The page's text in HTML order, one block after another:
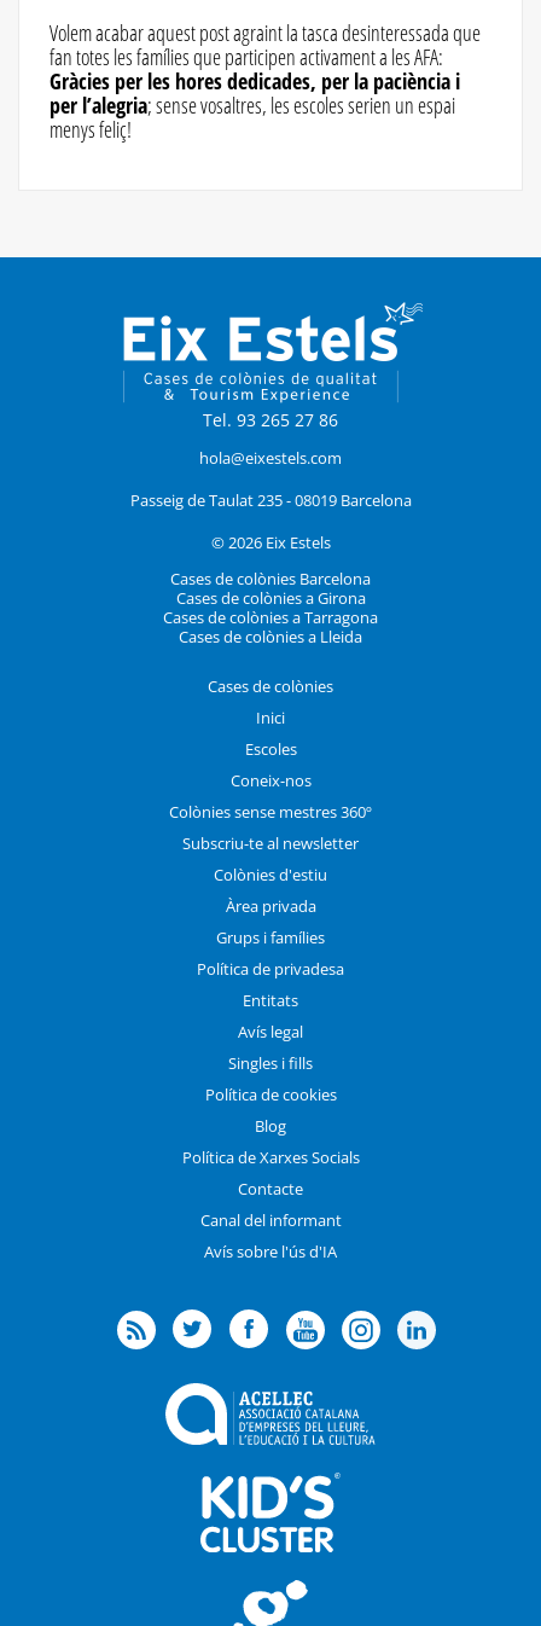
Volem acabar aquest post agraint la tasca desinteressada que
fan totes les famílies que participen activament a les AFA:
Gràcies per les hores dedicades, per la paciència i
per l’alegria; sense vosaltres, les escoles serien un espai
menys feliç!
Tel. 93 265 27 86
hola@eixestels.com
Passeig de Taulat 235 - 08019 Barcelona
© 2026 Eix Estels
Cases de colònies Barcelona
Cases de colònies a Girona
Cases de colònies a Tarragona
Cases de colònies a Lleida
Cases de colònies
Inici
Escoles
Coneix-nos
Colònies sense mestres 360º
Subscriu-te al newsletter
Colònies d'estiu
Àrea privada
Grups i famílies
Política de privadesa
Entitats
Avís legal
Singles i fills
Política de cookies
Blog
Política de Xarxes Socials
Contacte
Canal del informant
Avís sobre l'ús d'IA